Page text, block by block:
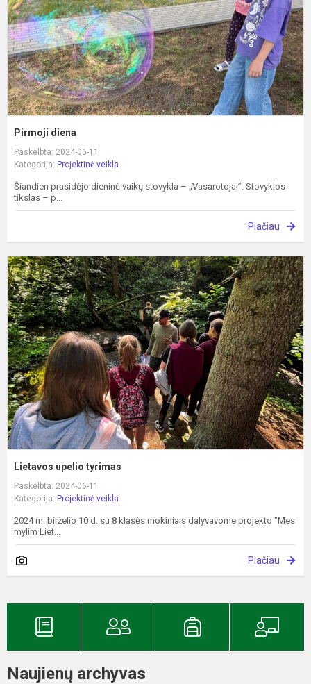
Pirmoji diena
Paskelbta: 2024-06-11
Kategorija: Projektinė veikla
Šiandien prasidėjo dieninė vaikų stovykla – „Vasarotojai”. Stovyklos
tikslas – p...
Plačiau
Lietavos upelio tyrimas
Paskelbta: 2024-06-11
Kategorija: Projektinė veikla
2024 m. birželio 10 d. su 8 klasės mokiniais dalyvavome projekto "Mes
mylim Liet...
Plačiau
Naujienų archyvas